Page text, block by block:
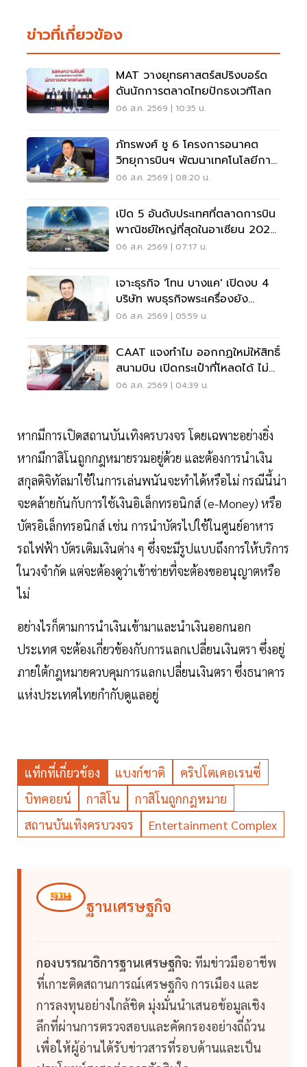
ข่าวที่เกี่ยวข้อง
MAT วางยุทธศาสตร์สปริงบอร์ด
ดันนักการตลาดไทยปักธงเวทีโลก
06 ส.ค. 2569 | 10:35 น.
ภัทรพงศ์ ชู 6 โครงการอนาคต
วิทยุการบินฯ พัฒนาเทคโนโลยีการ
เดินอากาศ การบินยุคใหม่
06 ส.ค. 2569 | 08:20 น.
เปิด 5 อันดับประเทศที่ตลาดการบิน
พาณิชย์ใหญ่ที่สุดในอาเซียน 2026
เวียดนามแซงไทยแล้ว
06 ส.ค. 2569 | 07:17 น.
เจาะธุรกิจ 'โทน บางแค' เปิดงบ 4
บริษัท พบธุรกิจพระเครื่องยัง
ขาดทุน
06 ส.ค. 2569 | 05:59 น.
CAAT แจงทำไม ออกกฏใหม่ให้สิทธิ์
สนามบิน เปิดกระเป๋าที่โหลดได้ ไม่
ต้องเรียกเจ้าของ
06 ส.ค. 2569 | 04:39 น.
หากมีการเปิดสถานบันเทิงครบวงจร โดยเฉพาะอย่างยิ่ง
หากมีกาสิโนถูกกฎหมายรวมอยู่ด้วย และต้องการนำเงิน
สกุลดิจิทัลมาใช้ในการเล่นพนันจะทำได้หรือไม่ กรณีนี้น่า
จะคล้ายกันกับการใช้เงินอิเล็กทรอนิกส์ (e-Money) หรือ
บัตรอิเล็กทรอนิกส์ เช่น การนำบัตรไปใช้ในศูนย์อาหาร
รถไฟฟ้า บัตรเติมเงินต่าง ๆ ซึ่งจะมีรูปแบบถึงการให้บริการ
ในวงจำกัด แต่จะต้องดูว่าเข้าข่ายที่จะต้องขออนุญาตหรือ
ไม่
อย่างไรก็ตามการนำเงินเข้ามาและนำเงินออกนอก
ประเทศ จะต้องเกี่ยวข้องกับการแลกเปลี่ยนเงินตรา ซึ่งอยู่
ภายใต้กฎหมายควบคุมการแลกเปลี่ยนเงินตรา ซึ่งธนาคาร
แห่งประเทศไทยกำกับดูแลอยู่
แท็กที่เกี่ยวข้อง แบงก์ชาติ
คริปโตเคอเรนซี่
บิทคอยน์
กาสิโน
กาสิโนถูกกฎหมาย
สถานบันเทิงครบวงจร
Entertainment Complex
ฐานเศรษฐกิจ
กองบรรณาธิการฐานเศรษฐกิจ: ทีมข่าวมืออาชีพ
ที่เกาะติดสถานการณ์เศรษฐกิจ การเมือง และ
การลงทุนอย่างใกล้ชิด มุ่งมั่นนำเสนอข้อมูลเชิง
ลึกที่ผ่านการตรวจสอบและคัดกรองอย่างถี่ถ้วน
เพื่อให้ผู้อ่านได้รับข่าวสารที่รอบด้านและเป็น